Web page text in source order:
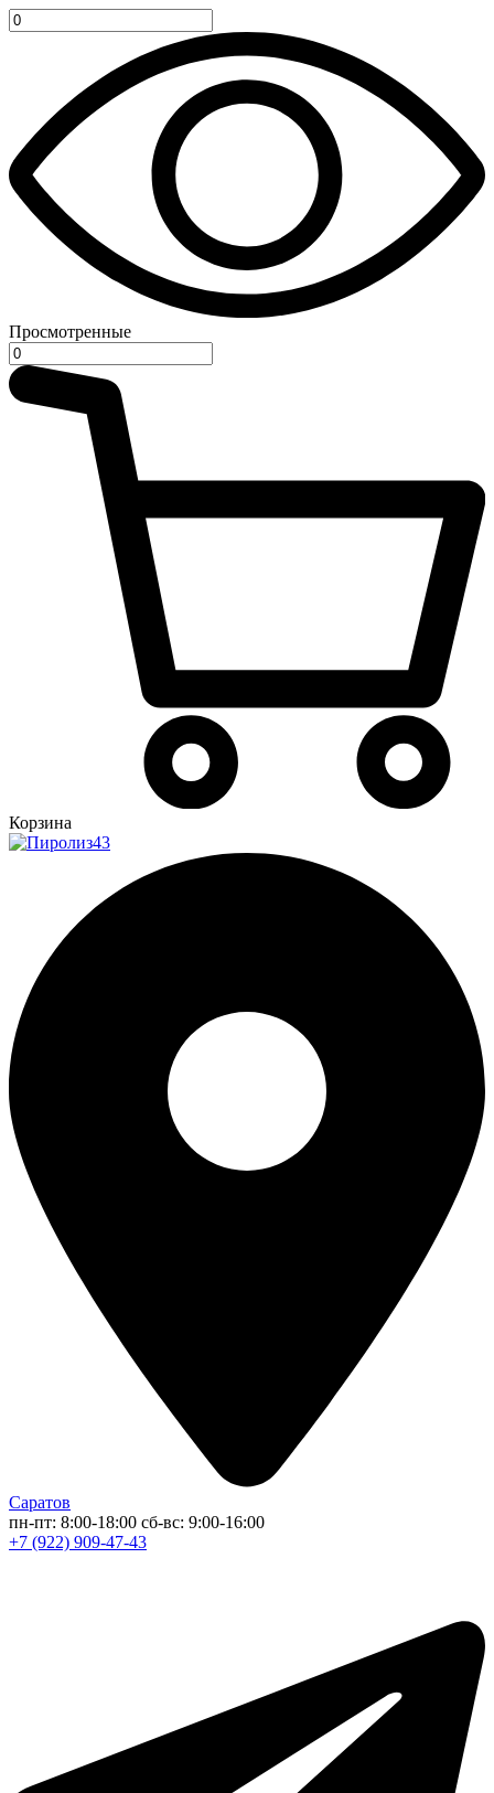
Просмотренные
Корзина
Саратов
пн-пт: 8:00-18:00 сб-вс: 9:00-16:00
+7 (922) 909-47-43